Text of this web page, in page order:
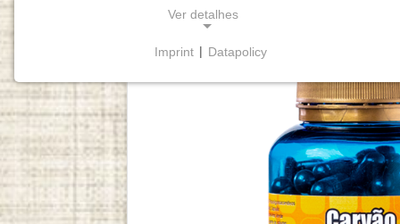
Ver detalhes
Cookies necessários
permitem funcionalidades
básicas e são essenciais para o funcionamento
adequado do website.
Cookie Consent
Name:
Imprint | Datapolicy